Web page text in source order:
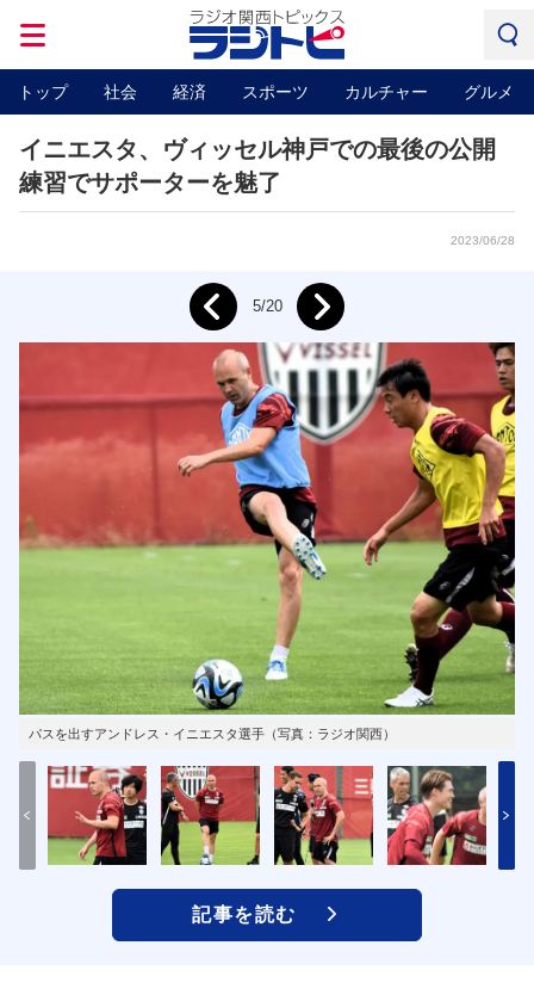
トップ 社会 経済 スポーツ カルチャー グルメ
イニエスタ、ヴィッセル神戸での最後の公開
練習でサポーターを魅了
2023/06/28
パスを出すアンドレス・イニエスタ選手（写真：ラジオ関西）
5/20
記事を読む